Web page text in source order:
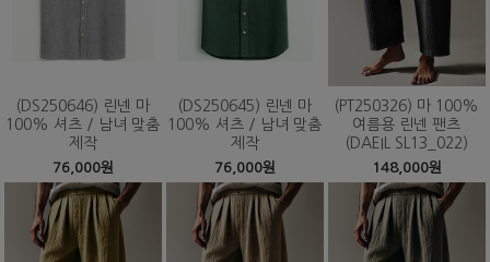
(DS250646) 린넨 마
100% 셔츠 / 남녀 맞춤
제작
76,000원
(DS250645) 린넨 마
100% 셔츠 / 남녀 맞춤
제작
76,000원
(PT250326) 마 100%
여름용 린넨 팬츠
(DAEIL SL13_022)
148,000원